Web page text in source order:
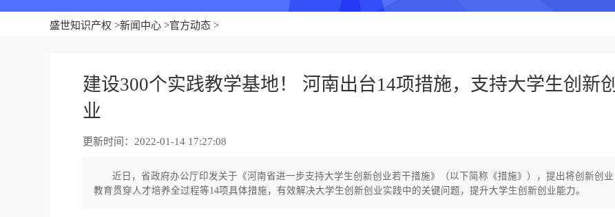
盛世知识产权 >新闻中心 >官方动态 >
建设300个实践教学基地！ 河南出台14项措施，支持大学生创新创
业
更新时间：2022-01-14 17:27:08
近日，省政府办公厅印发关于《河南省进一步支持大学生创新创业若干措施》（以下简称《措施》），提出将创新创业
教育贯穿人才培养全过程等14项具体措施，有效解决大学生创新创业实践中的关键问题，提升大学生创新创业能力。